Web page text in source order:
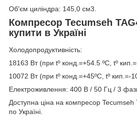
Об'єм циліндра: 145,0 см3.
Компресор Tecumseh
купити в Україні
Холодопродуктивність:
18163 Вт (при tº конд.=+54.5 ºC, tº
10072 Вт (при tº конд.=+45ºC, tº кип.=-
Електроживлення: 400 В / 50 Гц / 3
Доступна ціна на компресор Tecumseh
по Україні.